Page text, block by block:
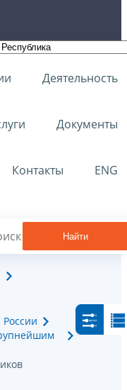
Деятельность
Документы
Контакты ENG
Найти